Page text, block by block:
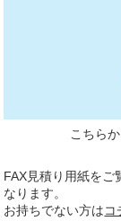
こちら
FAX見積り用紙をご
なります。
お持ちでない方はコ